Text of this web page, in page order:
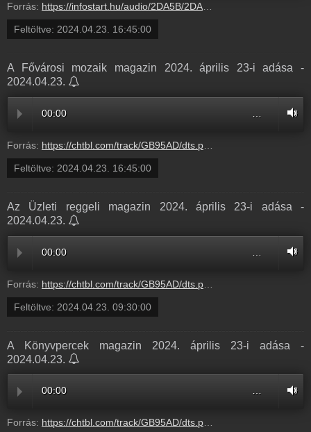
Forrás: https://infostart.hu/audio/2DA5B/2DA5BBDC.mp3
Feltöltve: 2024.04.23. 16:45:00
A Fővárosi mozaik magazin 2024. április 23-i adása -
2024.04.23.
00:00
Forrás: https://chtbl.com/track/GB95AD/dts.podtrac.com/redirect.mp3/infostart.hu/audio/2DA5B/2DA5BBDC.mp3
Feltöltve: 2024.04.23. 16:45:00
Az Üzleti reggeli magazin 2024. április 23-i adása -
2024.04.23.
00:00
Forrás: https://chtbl.com/track/GB95AD/dts.podtrac.com/redirect.mp3/infostart.hu/audio/0CE2A/0CE2A12C.mp3
Feltöltve: 2024.04.23. 09:30:00
A Könyvpercek magazin 2024. április 23-i adása -
2024.04.23.
00:00 …
Forrás: https://chtbl.com/track/GB95AD/dts.podtrac.com/redirect.mp3/infostart.hu/audio/8A18F/8A18FC9E.mp3